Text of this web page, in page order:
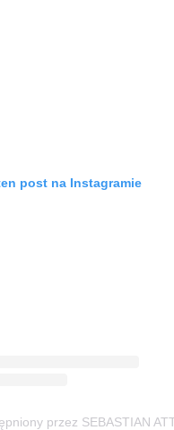
post na Instagramie